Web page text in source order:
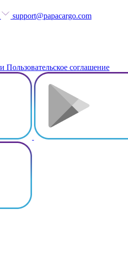
support@papacargo.com
Пользовательское соглашение